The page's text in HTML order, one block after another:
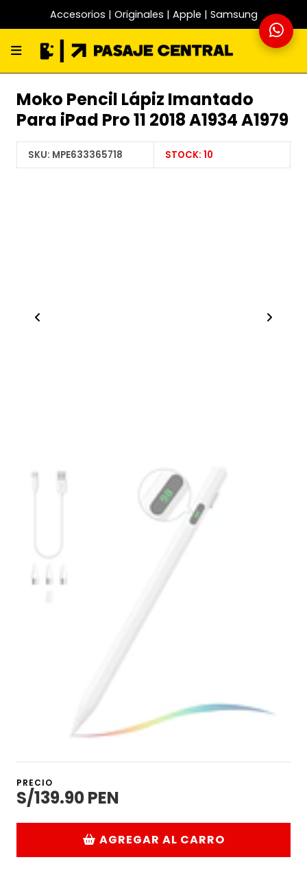
Accesorios | Originales | Apple | Samsung
Moko Pencil Lápiz Imantado
Para iPad Pro 11 2018 A1934 A1979
SKU: MPE633365718 STOCK: 10
PRECIO
S/139.90 PEN
AGREGAR AL CARRO